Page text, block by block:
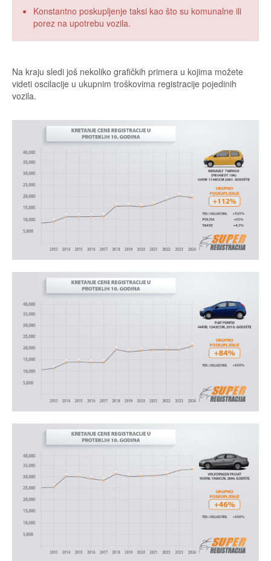
Konstantno poskupljenje taksi kao što su komunalne ili
porez na upotrebu vozila.
Na kraju sledi još nekoliko grafičkih primera u kojima možete
videti oscilacije u ukupnim troškovima registracije pojedinih
vozila.